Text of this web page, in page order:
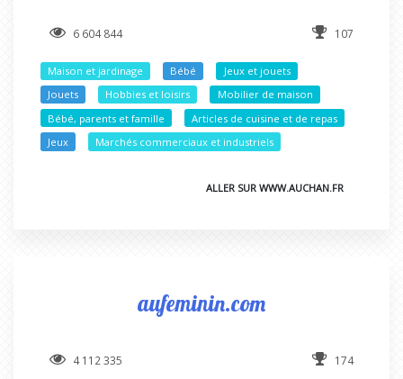
6 604 844 107
Maison et jardinage Bébé
Jeux et jouets
Jouets
Hobbies et loisirs
Mobilier de maison
Bébé, parents et famille
Articles de cuisine et de repas
Jeux
Marchés commerciaux et industriels
ALLER SUR WWW.AUCHAN.FR
aufeminin.com
4 112 335 174